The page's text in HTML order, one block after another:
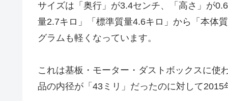
サイズは「奥行」が3.4センチ、「高さ」が
量2.7キロ」「標準質量4.6キロ」から「本体
グラムも軽くなっています。
これは基板・モーター・ダストボックスに使
品の内径が「43ミリ」だったのに対して